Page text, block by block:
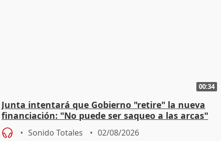
00:34
Junta intentará que Gobierno "retire" la nueva
financiación: "No puede ser saqueo a las arcas"
Sonido Totales 02/08/2026